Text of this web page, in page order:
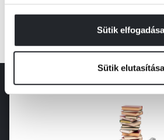
Sütik elfogadása
Sütik elutasítása
Összes könyv